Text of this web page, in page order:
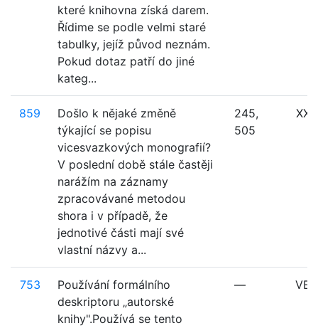
které knihovna získá darem.
Řídime se podle velmi staré
tabulky, jejíž původ neznám.
Pokud dotaz patří do jiné
kateg...
859
Došlo k nějaké změně
týkající se popisu
vicesvazkových monografií?
V poslední době stále častěji
narážím na záznamy
zpracovávané metodou
shora i v případě, že
jednotivé části mají své
vlastní názvy a...
245,
505
XXX
753
Používání formálního
deskriptoru „autorské
knihy".Používá se tento
— VEC